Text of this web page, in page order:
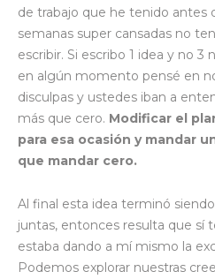
de trabajo que he tenido antes
semanas super cansadas no
escribir. Si escribo 1 idea y no
en algún momento pensé en
disculpas y ustedes iban a
más que cero. Modificar el
para esa ocasión y mandar
que mandar cero.
Al final esta idea terminó
juntas, entonces resulta que sí
estaba dando a mí mismo la
Podemos explorar nuestras